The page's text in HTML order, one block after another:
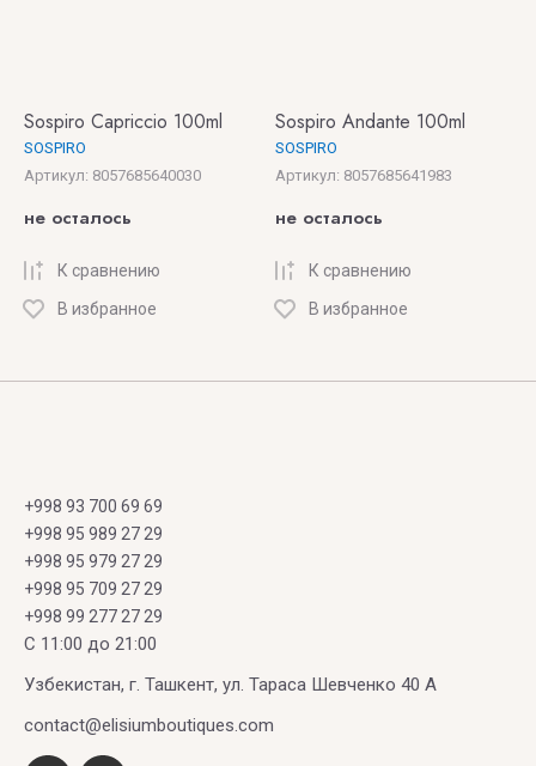
Sospiro Capriccio 100ml
SOSPIRO
Артикул: 8057685640030
не осталось
К сравнению
В избранное
Sospiro Andante 100ml
SOSPIRO
Артикул: 8057685641983
не осталось
К сравнению
В избранное
+998 93 700 69 69
+998 95 989 27 29
+998 95 979 27 29
+998 95 709 27 29
+998 99 277 27 29
C 11:00 до 21:00
Узбекистан, г. Ташкент, ул. Тараса Шевченко 40 А
contact@elisiumboutiques.com